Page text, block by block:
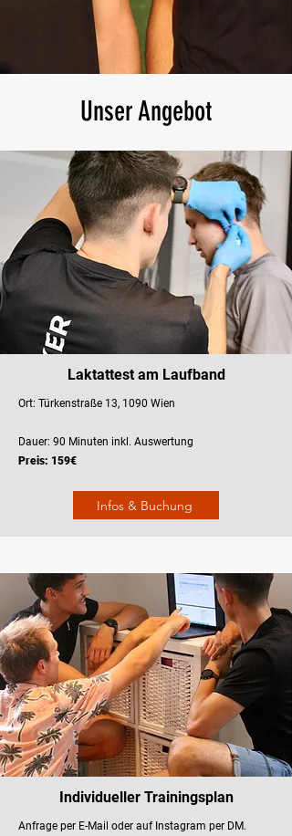
Unser Angebot
Laktattest am Laufband
Ort: Türkenstraße 13, 1090 Wien
Dauer: 90 Minuten inkl. Auswertung
Preis: 159€
Infos & Buchung
Individueller Trainingsplan
Anfrage per E-Mail oder auf Instagram per DM.